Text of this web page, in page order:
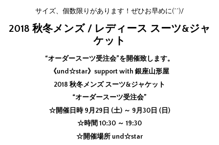
サイズ、個数限りがあります！ぜひお早めに(^^)/
2018 秋冬メンズ / レディース スーツ&ジャ
ケット
“オーダースーツ受注会”を開催致します。
《und☆star》support with 銀座山形屋
2018 秋冬メンズ スーツ&ジャケット
“オーダースーツ受注会”
☆開催日時 9月29日 (土) ～ 9月30日 (日)
☆時間 10:30 ～ 19:30
☆開催場所 und☆star